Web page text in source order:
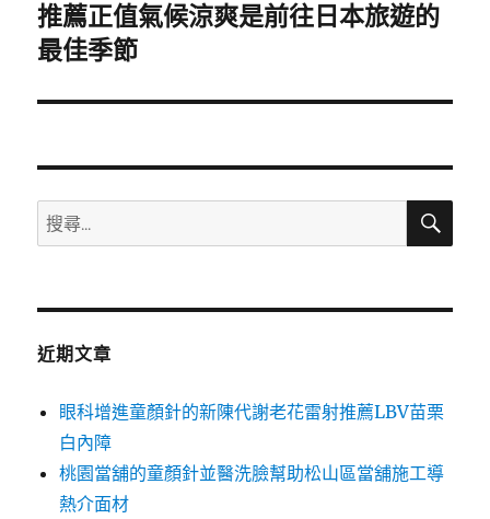
下
一
文
推薦正值氣候涼爽是前往日本旅遊的
最佳季節
搜
尋
鍵
搜
近期文章
眼科增進童顏針的新陳代謝老花雷射推薦LBV苗栗
白內障
桃園當舖的童顏針並醫洗臉幫助松山區當舖施工導
熱介面材